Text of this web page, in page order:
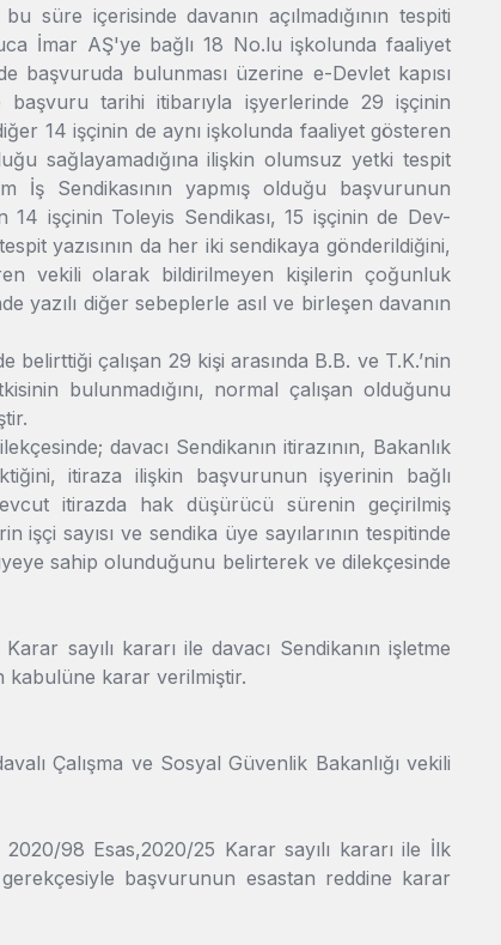
süre içerisinde davanın açılmadığının tespiti
İmar AŞ'ye bağlı 18 No.lu işkolunda faaliyet
başvuruda bulunması üzerine e-Devlet kapısı
tarihi itibarıyla işyerlerinde 29 işçinin
14 işçinin de aynı işkolunda faaliyet gösteren
sağlayamadığına ilişkin olumsuz yetki tespit
İş Sendikasının yapmış olduğu başvurunun
işçinin Toleyis Sendikası, 15 işçinin de Dev-
yazısının da her iki sendikaya gönderildiğini,
vekili olarak bildirilmeyen kişilerin çoğunluk
yazılı diğer sebeplerle asıl ve birleşen davanın
belirttiği çalışan 29 kişi arasında B.B. ve T.K.’nin
bulunmadığını, normal çalışan olduğunu
davacı Sendikanın itirazının, Bakanlık
itiraza ilişkin başvurunun işyerinin bağlı
itirazda hak düşürücü sürenin geçirilmiş
sayısı ve sendika üye sayılarının tespitinde
sahip olunduğunu belirterek ve dilekçesinde
sayılı kararı ile davacı Sendikanın işletme
kabulüne karar verilmiştir.
Çalışma ve Sosyal Güvenlik Bakanlığı vekili
98 Esas,2020/25 Karar sayılı kararı ile İlk
başvurunun esastan reddine karar